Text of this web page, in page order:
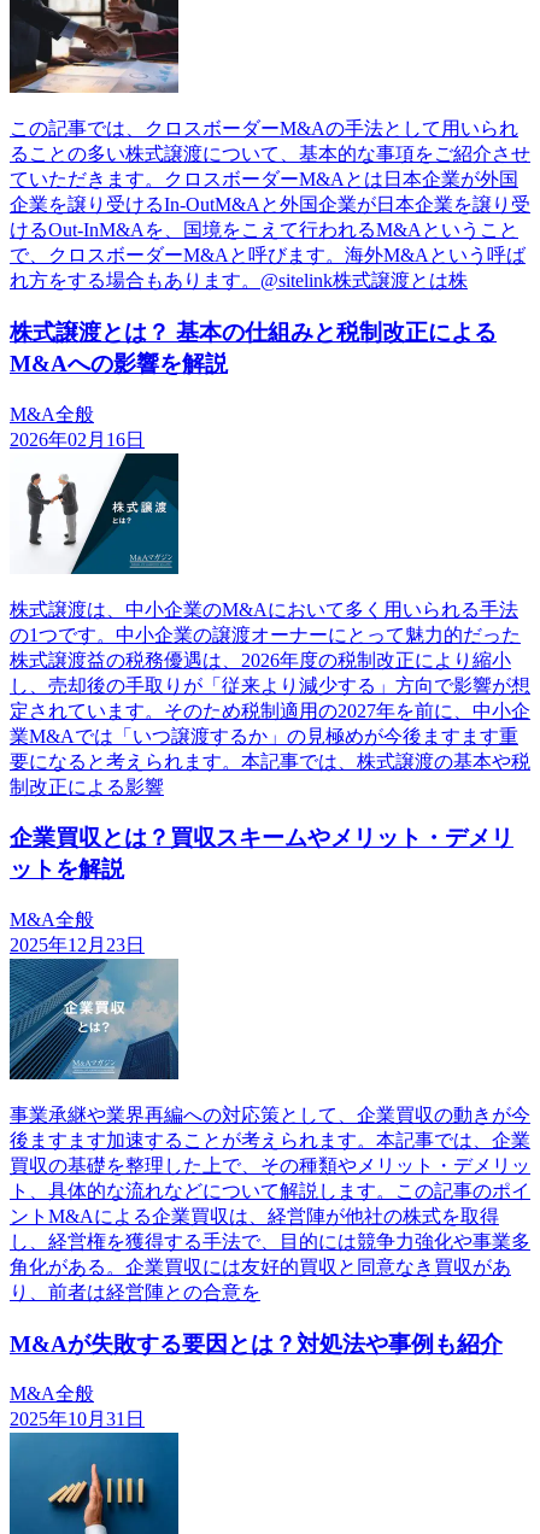
この記事では、クロスボーダーM&Aの手法として用いられ
ることの多い株式譲渡について、基本的な事項をご紹介させ
ていただきます。クロスボーダーM&Aとは日本企業が外国
企業を譲り受けるIn-OutM&Aと外国企業が日本企業を譲り受
けるOut-InM&Aを、国境をこえて行われるM&Aということ
で、クロスボーダーM&Aと呼びます。海外M&Aという呼ば
れ方をする場合もあります。@sitelink株式譲渡とは株
株式譲渡とは？ 基本の仕組みと税制改正による
M&Aへの影響を解説
M&A全般
2026年02月16日
株式譲渡は、中小企業のM&Aにおいて多く用いられる手法
の1つです。中小企業の譲渡オーナーにとって魅力的だった
株式譲渡益の税務優遇は、2026年度の税制改正により縮小
し、売却後の手取りが「従来より減少する」方向で影響が想
定されています。そのため税制適用の2027年を前に、中小企
業M&Aでは「いつ譲渡するか」の見極めが今後ますます重
要になると考えられます。本記事では、株式譲渡の基本や税
制改正による影響
企業買収とは？買収スキームやメリット・デメリ
ットを解説
M&A全般
2025年12月23日
事業承継や業界再編への対応策として、企業買収の動きが今
後ますます加速することが考えられます。本記事では、企業
買収の基礎を整理した上で、その種類やメリット・デメリッ
ト、具体的な流れなどについて解説します。この記事のポイ
ントM&Aによる企業買収は、経営陣が他社の株式を取得
し、経営権を獲得する手法で、目的には競争力強化や事業多
角化がある。企業買収には友好的買収と同意なき買収があ
り、前者は経営陣との合意を
M&Aが失敗する要因とは？対処法や事例も紹介
M&A全般
2025年10月31日